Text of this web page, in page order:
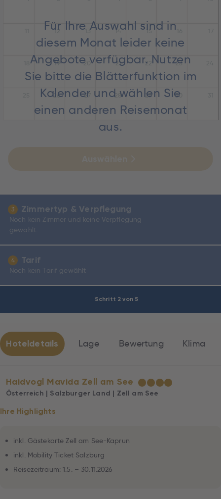
Schritt 2 von 5
Für Ihre Auswahl sind in
diesem Monat leider keine
Angebote verfügbar. Nutzen
Sie bitte die Blätterfunktion im
Kalender und wählen Sie
einen anderen Reisemonat
aus.
12 13 14 15
19 20 21 22 23
26 27 28 29 30
3 Zimmertyp & Verpflegung
Noch kein Zimmer und keine Verpflegung
gewählt.
4 Tarif
Noch kein Tarif gewählt
Hoteldetails Lage Bewertung Klima
Haidvogl Mavida Zell am See ★★★★
Österreich | Salzburger Land | Zell am See
Ihre Highlights
inkl. Gästekarte Zell am See-Kaprun
inkl. Mobility Ticket Salzburg
Reisezeitraum: 1.5. – 30.11.2026